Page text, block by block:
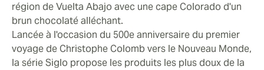
région de Vuelta Abajo avec une cape Colorado d'un
brun chocolaté alléchant.
Lancée à l'occasion du 500e anniversaire du premier
voyage de Christophe Colomb vers le Nouveau Monde,
la série Siglo propose les produits les plus doux de la